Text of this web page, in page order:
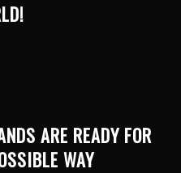
ARE READY FOR
WAY